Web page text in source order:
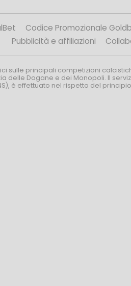
Codice Promozionale
Pubblicità e affiliazioni
sulle principali competizioni
delle Dogane e dei Monopoli. Il
è effettuato nel rispetto del